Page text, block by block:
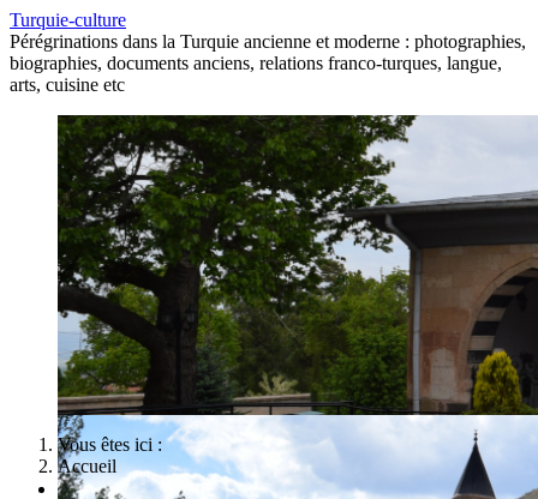
Turquie-culture
Pérégrinations dans la Turquie ancienne et moderne : photographies,
biographies, documents anciens, relations franco-turques, langue,
arts, cuisine etc
Vous êtes ici :
Accueil